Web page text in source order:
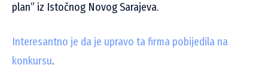
plan” iz Istočnog Novog Sarajeva.
Interesantno je da je upravo ta firma pobijedila na
konkursu.